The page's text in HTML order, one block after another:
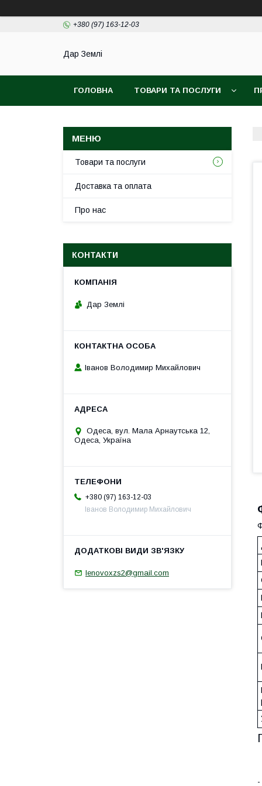
+380 (97) 163-12-03
Дар Землі
ГОЛОВНА ТОВАРИ ТА ПОСЛУГИ
-
Товари та послуги
Доставка та оплата
Про нас
КОНТАКТИ
Дар Землі
Іванов Володимир Михайлович
Одеса, вул. Мала Арнаутська 12,
Одеса, Україна
+380 (97) 163-12-03
Іванов Володимир Михайлович
Ienovoxzs2@gmail.com